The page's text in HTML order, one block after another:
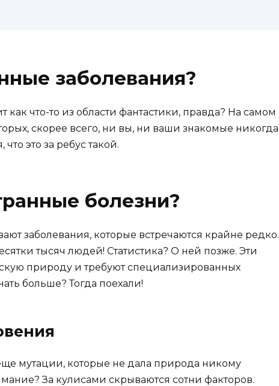
заболевания?
что-то из области фантастики, правда? На самом
скорее всего, ни вы, ни ваши знакомые никогда
это за ребус такой.
болезни?
заболевания, которые встречаются крайне редко.
тысяч людей! Статистика? О ней позже. Эти
природу и требуют специализированных
больше? Тогда поехали!
мутации, которые не дала природа никому
За кулисами скрываются сотни факторов.